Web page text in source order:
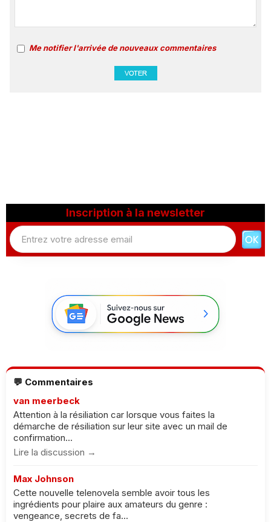
Me notifier l'arrivée de nouveaux commentaires
Inscription à la newsletter
💬 Commentaires
van meerbeck
Attention à la résiliation car lorsque vous faites la
démarche de résiliation sur leur site avec un mail de
confirmation...
Lire la discussion →
Max Johnson
Cette nouvelle telenovela semble avoir tous les
ingrédients pour plaire aux amateurs du genre :
vengeance, secrets de fa...